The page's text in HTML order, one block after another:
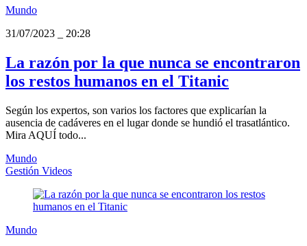
Mundo
31/07/2023
20:28
La razón por la que nunca se encontraron
los restos humanos en el Titanic
Según los expertos, son varios los factores que explicarían la
ausencia de cadáveres en el lugar donde se hundió el trasatlántico.
Mira AQUÍ todo...
Mundo
Gestión Videos
Mundo